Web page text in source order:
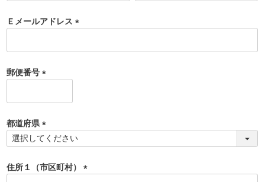
)
Ｅメールアドレス
必
郵便番号
必
)
都道府県
(
須
)
住所１（市区町村）